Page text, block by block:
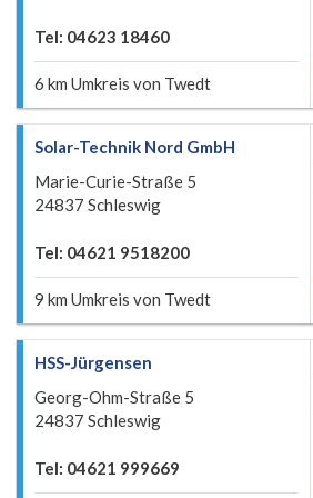
Tel: 04623 18460
6 km Umkreis von Twedt
Solar-Technik Nord GmbH
Marie-Curie-Straße 5
24837 Schleswig
Tel: 04621 9518200
9 km Umkreis von Twedt
HSS-Jürgensen
Georg-Ohm-Straße 5
24837 Schleswig
Tel: 04621 999669